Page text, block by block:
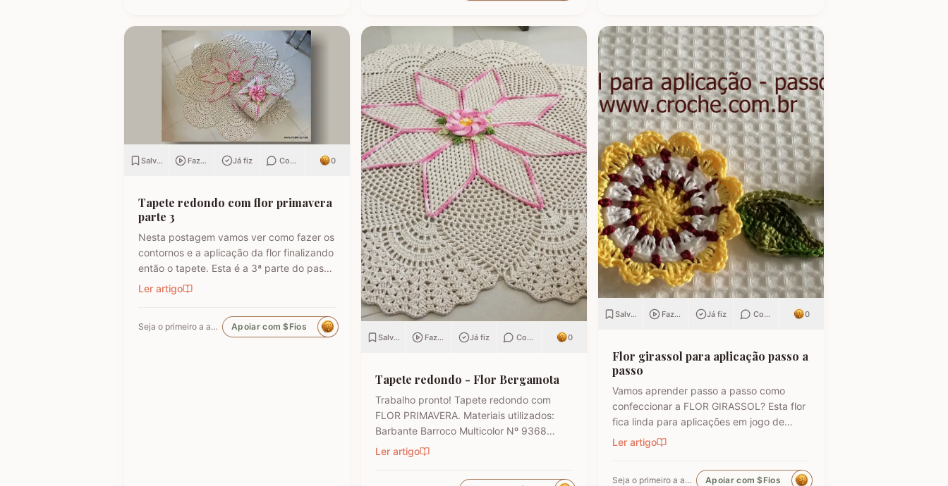
Salvar Fazendo Já fiz Comentar 0
Tapete redondo com flor primavera
parte 3
Nesta postagem vamos ver como fazer os
contornos e a aplicação da flor finalizando
então o tapete. Esta é a 3ª parte do passo
a passo - Final, a primeira e segunda parte
blog. PARTE 1 - TAPETE REDONDO COM
FLOR PRIMAVERA PASSO A PASSO PARTE
Ler artigo
Seja o primeiro a apoiar Apoiar com $Fios
Salvar Fazendo Já fiz Comentar 0
Tapete redondo - Flor Bergamota
Trabalho pronto! Tapete redondo com
FLOR PRIMAVERA. Materiais utilizados:
Barbante Barroco Multicolor Nº 9368
(Amarelo) Barbante Barroco Multicolor Nº
Multicolor Nº 9384 (verde claro) Barbante
Ler artigo
Salvar Fazendo Já fiz Comentar 0
Flor girassol para aplicação passo a
passo
Vamos aprender passo a passo como
confeccionar a FLOR GIRASSOL? Esta flor
fica linda para aplicações em jogo de
toalhas, barradinho para panos de prato...
de fios. Fio de algodão na cor vinho Fio de
algodão na cor branco Fio de algodão na
Ler artigo
Seja o primeiro a apoiar Apoiar com $Fios